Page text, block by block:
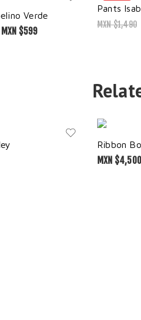
Verde
MXN $599
Pants
MXN $1,490
Ribbon
MXN $4,500